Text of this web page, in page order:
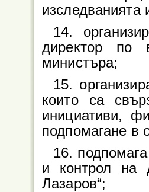
изследванията
14.
директор по
министъра;
15.
които са
инициативи,
подпомагане в
16.
и контрол на
Лазаров“;